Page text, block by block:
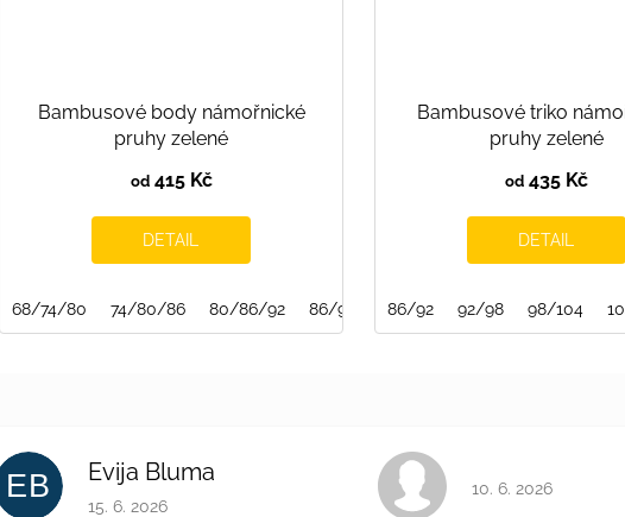
Bambusové body námořnické
pruhy zelené
od415 Kč
DETAIL
68/74/80 74/80/86 80/86/92 86/92/98
Bambusové triko
pruhy zelené
od 435 Kč
DETAIL
86/92 92/98 98/104
EB Evija Bluma
Hodnocení obchodu je 5 z 5 hvězdiček.
15. 6. 2026
Hodnocení
10. 6. 2026